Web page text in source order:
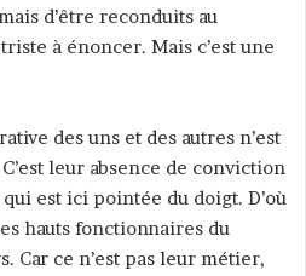
d’être reconduits au
à énoncer. Mais c’est une
des uns et des autres n’est
leur absence de conviction
est ici pointée du doigt. D’où
hauts fonctionnaires du
Car ce n’est pas leur métier,